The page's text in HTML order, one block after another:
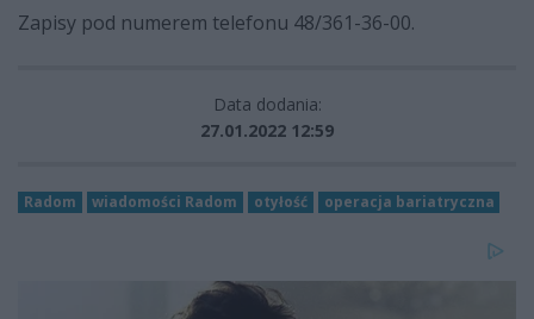
Zapisy pod numerem telefonu 48/361-36-00.
Data dodania:
27.01.2022 12:59
Radom wiadomości Radom otyłość operacja bariatryczna